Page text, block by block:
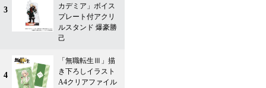
3
カデミア」ボイス
プレート付アクリ
ルスタンド 爆豪勝
己
4
「無職転生Ⅲ」描
き下ろしイラスト
A4クリアファイル